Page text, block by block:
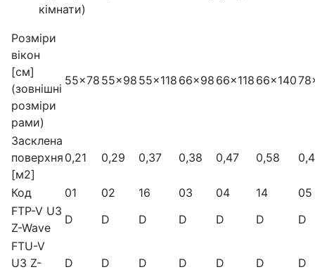
кімнати)
Розміри
вікон
[см]
(зовнішні
розміри
рами)
55x78 55x98 55x118 66x98 66x118 66x140
Засклена
поверхня
[м2]
0,21 0,29 0,37 0,38 0,47 0,58
Код 01 02 16 03 04 14
05
FTP-V U3
Z-Wave
D D D D D D
D
FTU-V
U3 Z-
D D D D D D D